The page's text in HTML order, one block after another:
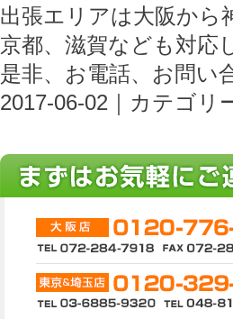
出張エリアは大阪から
京都、滋賀なども対応
是非、お電話、お問い
2017-06-02｜カテゴリ